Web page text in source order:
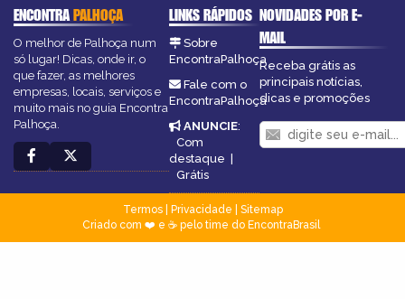
ENCONTRAPALHOÇA
O melhor de Palhoça num
só lugar! Dicas, onde ir, o
que fazer, as melhores
empresas, locais, serviços e
muito mais no guia Encontra
Palhoça.
LINKS RÁPIDOS
Sobre
EncontraPalhoça
Fale com o
EncontraPalhoça
ANUNCIE:
Com
destaque
Grátis
NOVIDADES POR E-
MAIL
Receba grátis as
principais notícias,
dicas e promoções
Termos| Privacidade
Sitemap
Criado com ❤️ e ☕ pelo time do EncontraBrasil